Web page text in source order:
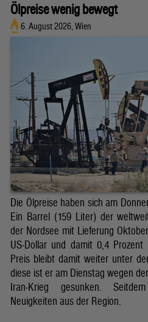
Ölpreise wenig bewegt
6. August 2026, Wien
Die Ölpreise haben sich am
Ein Barrel (159 Liter) der
der Nordsee mit Lieferung
US-Dollar und damit 0,4
Preis bleibt damit weiter unter
diese ist er am Dienstag wegen
Iran-Krieg gesunken.
Neuigkeiten aus der Region.